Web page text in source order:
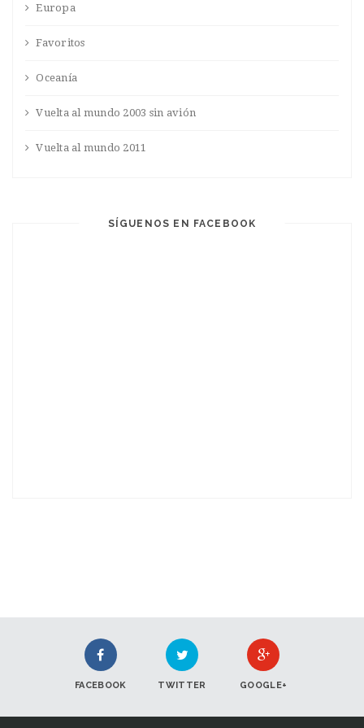
Europa
Favoritos
Oceanía
Vuelta al mundo 2003 sin avión
Vuelta al mundo 2011
SÍGUENOS EN FACEBOOK
FACEBOOK TWITTER GOOGLE+